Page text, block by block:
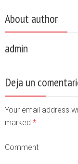
About author
admin
Deja un
Your email address
marked *
Comment